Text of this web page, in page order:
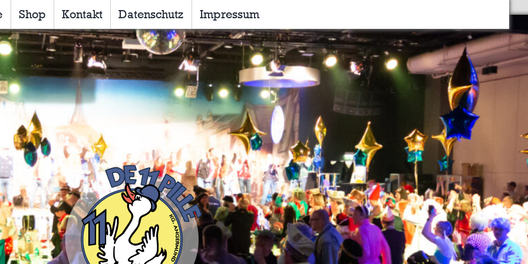
Shop Kontakt Datenschutz Impressum